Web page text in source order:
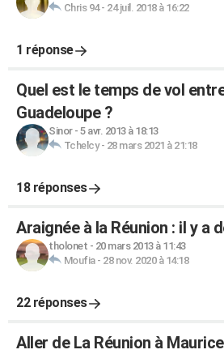
Chris 94- 24 juil. 2018 à 16:22
1 réponse
Quel est le temps de vol
Guadeloupe ?
Sinor- 5 avr. 2013 à 18:13
Tchelcy- 28 mars 2021 à 21:18
18 réponses
Araignée à la Réunion : il y a
tholonet - 20 mars 2013 à 11:43
Moufia- 28 nov. 2020 à 14:18
22 réponses
Aller de La Réunion à